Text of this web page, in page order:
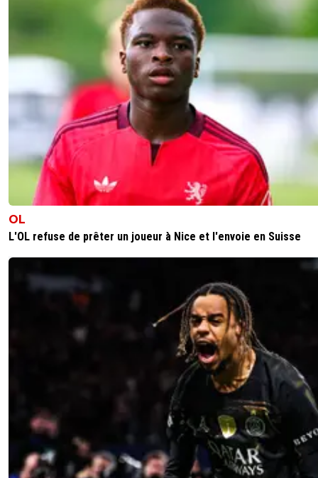
OL
L'OL refuse de prêter un joueur à Nice et l'envoie en Suisse